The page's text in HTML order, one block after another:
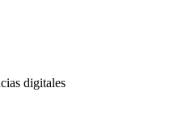
digitales